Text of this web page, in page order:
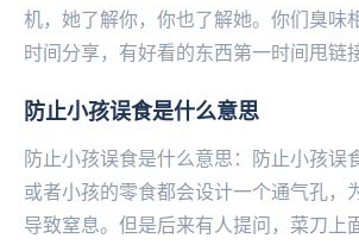
机，她了解你，你也了解她。你们臭味
时间分享，有好看的东西第一时间甩链
防止小孩误食是什么意思
防止小孩误食是什么意思：防止小孩误
或者小孩的零食都会设计一个通气孔，
导致窒息。但是后来有人提问，菜刀上